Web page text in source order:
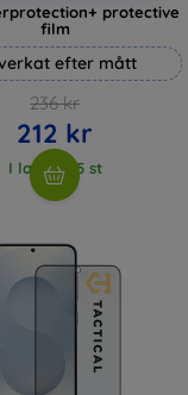
protective
film
efter mått
236 kr
212 kr
I lager > 5 st